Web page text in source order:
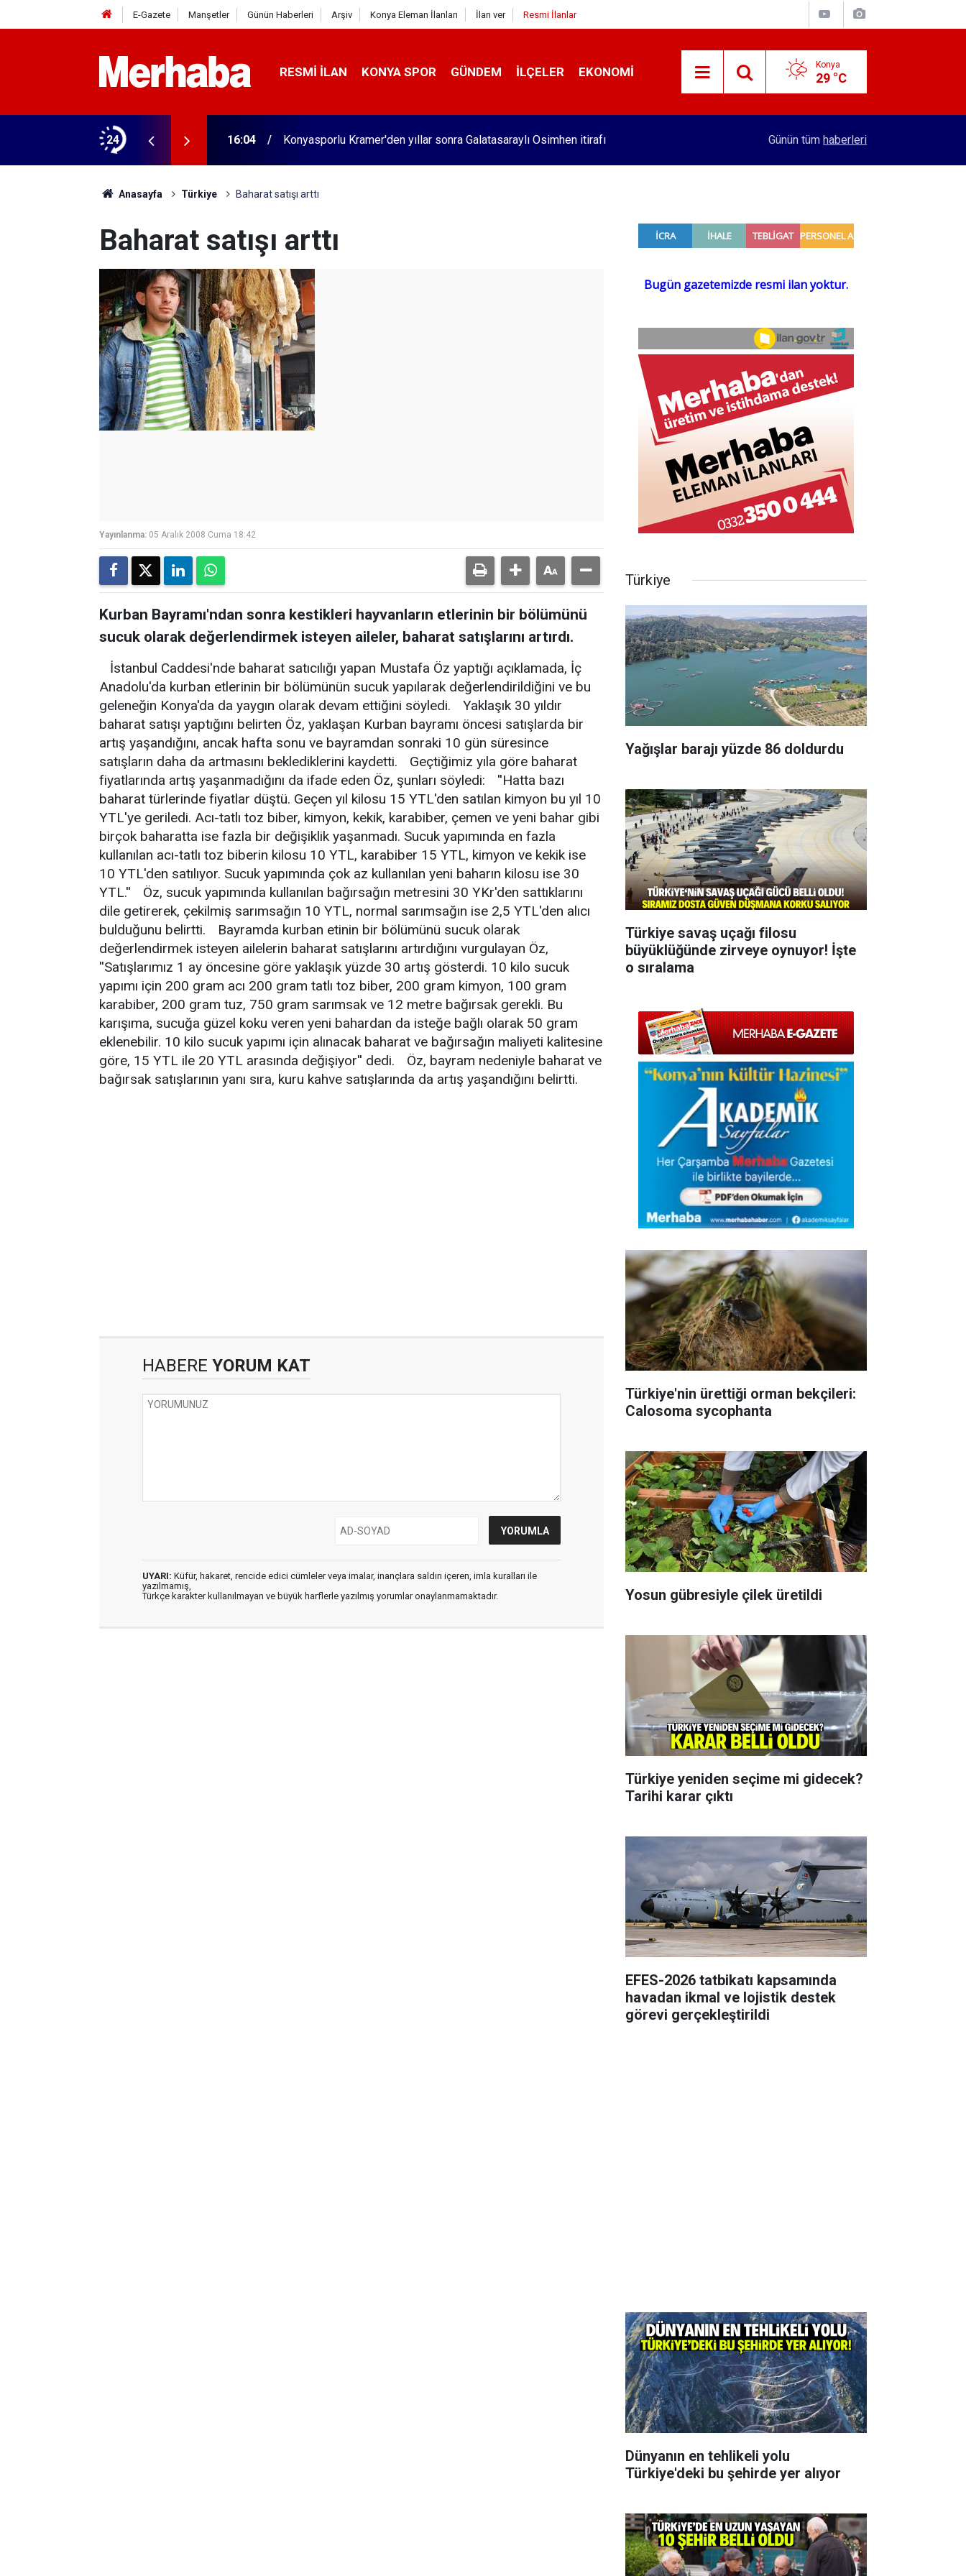
E-Gazete Manşetler Günün Haberleri Arşiv Konya Eleman İlanları İlan ver Resmi İlanlar
RESMI İLAN KONYA SPOR GÜNDEM İLÇELER EKONOMI Konya
29 °C
24
satın aldı! 313 beygir motoru var 16:04 Konyasporlu Kramer'den yıllar sonra Galatasaraylı Osimhen itirafı Merkez Bankası rezervleri açıklandı
Günün tüm haberleri
Anasayfa Türkiye Baharat satışı arttı
Baharat satışı arttı
Yayınlanma: 05 Aralık 2008 Cuma 18:42
Kurban Bayramı'ndan sonra kestikleri hayvanların etlerinin bir bölümünü
sucuk olarak değerlendirmek isteyen aileler, baharat satışlarını artırdı.
İstanbul Caddesi'nde baharat satıcılığı yapan Mustafa Öz yaptığı açıklamada, İç
Anadolu'da kurban etlerinin bir bölümünün sucuk yapılarak değerlendirildiğini ve bu
geleneğin Konya'da da yaygın olarak devam ettiğini söyledi. Yaklaşık 30 yıldır
baharat satışı yaptığını belirten Öz, yaklaşan Kurban bayramı öncesi satışlarda bir
artış yaşandığını, ancak hafta sonu ve bayramdan sonraki 10 gün süresince
satışların daha da artmasını beklediklerini kaydetti. Geçtiğimiz yıla göre baharat
fiyatlarında artış yaşanmadığını da ifade eden Öz, şunları söyledi: ''Hatta bazı
baharat türlerinde fiyatlar düştü. Geçen yıl kilosu 15 YTL'den satılan kimyon bu yıl 10
YTL'ye geriledi. Acı-tatlı toz biber, kimyon, kekik, karabiber, çemen ve yeni bahar gibi
birçok baharatta ise fazla bir değişiklik yaşanmadı. Sucuk yapımında en fazla
kullanılan acı-tatlı toz biberin kilosu 10 YTL, karabiber 15 YTL, kimyon ve kekik ise
10 YTL'den satılıyor. Sucuk yapımında çok az kullanılan yeni baharın kilosu ise 30
YTL.'' Öz, sucuk yapımında kullanılan bağırsağın metresini 30 YKr'den sattıklarını
dile getirerek, çekilmiş sarımsağın 10 YTL, normal sarımsağın ise 2,5 YTL'den alıcı
bulduğunu belirtti. Bayramda kurban etinin bir bölümünü sucuk olarak
değerlendirmek isteyen ailelerin baharat satışlarını artırdığını vurgulayan Öz,
''Satışlarımız 1 ay öncesine göre yaklaşık yüzde 30 artış gösterdi. 10 kilo sucuk
yapımı için 200 gram acı 200 gram tatlı toz biber, 200 gram kimyon, 100 gram
karabiber, 200 gram tuz, 750 gram sarımsak ve 12 metre bağırsak gerekli. Bu
karışıma, sucuğa güzel koku veren yeni bahardan da isteğe bağlı olarak 50 gram
eklenebilir. 10 kilo sucuk yapımı için alınacak baharat ve bağırsağın maliyeti kalitesine
göre, 15 YTL ile 20 YTL arasında değişiyor'' dedi. Öz, bayram nedeniyle baharat ve
bağırsak satışlarının yanı sıra, kuru kahve satışlarında da artış yaşandığını belirtti.
HABERE YORUM KAT
UYARI: Küfür, hakaret, rencide edici cümleler veya imalar, inançlara saldırı içeren, imla kuralları ile
yazılmamış,
Türkçe karakter kullanılmayan ve büyük harflerle yazılmış yorumlar onaylanmamaktadır.
Türkiye
Yağışlar barajı yüzde 86 doldurdu
Türkiye savaş uçağı filosu
büyüklüğünde zirveye oynuyor! İşte
o sıralama
Türkiye'nin ürettiği orman bekçileri:
Calosoma sycophanta
Yosun gübresiyle çilek üretildi
Türkiye yeniden seçime mi gidecek?
Tarihi karar çıktı
EFES-2026 tatbikatı kapsamında
havadan ikmal ve lojistik destek
görevi gerçekleştirildi
Dünyanın en tehlikeli yolu
Türkiye'deki bu şehirde yer alıyor